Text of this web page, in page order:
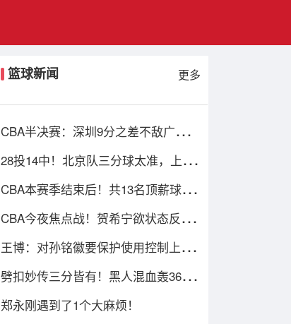
篮球新闻 更多
CBA半决赛：深圳9分之差不敌广厦，
28投14中！北京队三分球太准，上海
CBA本赛季结束后！共13名顶薪球员
CBA今夜焦点战！贺希宁欲状态反弹
王博：对孙铭徽要保护使用控制上场
劈扣妙传三分皆有！黑人混血轰36+7
郑永刚遇到了1个大麻烦！